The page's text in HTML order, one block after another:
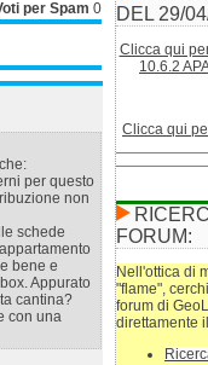
per Spam 0
per questo
non
schede
bene e
Appurato
cantina?
con una
DEL 29/
Clicca qui
10.6.2
Clicca qui
FORUM:
Nell'ottica di
"flame",
forum di
direttamente